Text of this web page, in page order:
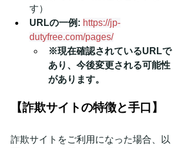
す）
URLの一例: https://jp-
dutyfree.com/pages/
※現在確認されているURLで
あり、今後変更される可能性
があります。
【詐欺サイトの特徴と手口】
詐欺サイトをご利用になった場合、以